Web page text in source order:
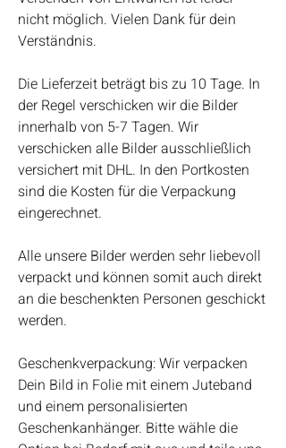
nicht möglich. Vielen Dank für dein
Verständnis.
Die Lieferzeit beträgt bis zu 10 Tage. In
der Regel verschicken wir die Bilder
innerhalb von 5-7 Tagen. Wir
verschicken alle Bilder ausschließlich
versichert mit DHL. In den Portkosten
sind die Kosten für die Verpackung
eingerechnet.
Alle unsere Bilder werden sehr liebevoll
verpackt und können somit auch direkt
an die beschenkten Personen geschickt
werden.
Geschenkverpackung: Wir verpacken
Dein Bild in Folie mit einem Juteband
und einem personalisierten
Geschenkanhänger. Bitte wähle die